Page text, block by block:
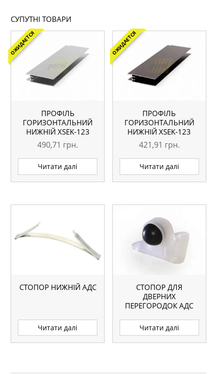
СУПУТНІ ТОВАРИ
ОЖИДАЕТСЯ
ПРОФІЛЬ
ГОРИЗОНТАЛЬНИЙ
НИЖНІЙ ХSEK-123
СРІБЛО L=5.1М
АНАЛОГ
490,71 грн.
Читати далі
ОЖИДАЕТСЯ
ПРОФІЛЬ
ГОРИЗОНТАЛЬНИЙ
НИЖНІЙ ХSEK-123
ВЕНГЕ ГЛЯНЕЦЬ
L=5.1М АНАЛОГ
421,91 грн.
Читати далі
СТОПОР НИЖНІЙ АДС
Читати далі
СТОПОР ДЛЯ
ДВЕРНИХ
ПЕРЕГОРОДОК АДС
Читати далі